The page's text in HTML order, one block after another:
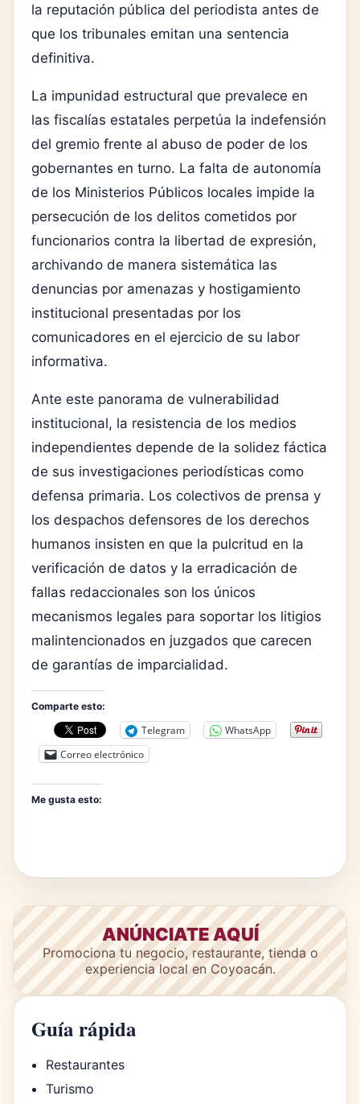
la reputación pública del periodista antes de
que los tribunales emitan una sentencia
definitiva.
La impunidad estructural que prevalece en
las fiscalías estatales perpetúa la indefensión
del gremio frente al abuso de poder de los
gobernantes en turno. La falta de autonomía
de los Ministerios Públicos locales impide la
persecución de los delitos cometidos por
funcionarios contra la libertad de expresión,
archivando de manera sistemática las
denuncias por amenazas y hostigamiento
institucional presentadas por los
comunicadores en el ejercicio de su labor
informativa.
Ante este panorama de vulnerabilidad
institucional, la resistencia de los medios
independientes depende de la solidez fáctica
de sus investigaciones periodísticas como
defensa primaria. Los colectivos de prensa y
los despachos defensores de los derechos
humanos insisten en que la pulcritud en la
verificación de datos y la erradicación de
fallas redaccionales son los únicos
mecanismos legales para soportar los litigios
malintencionados en juzgados que carecen
de garantías de imparcialidad.
Comparte esto:
Telegram
WhatsApp
Correo electrónico
Me gusta esto:
ANÚNCIATE AQUÍ
Promociona tu negocio, restaurante, tienda o
experiencia local en Coyoacán.
Guía rápida
Restaurantes
Turismo